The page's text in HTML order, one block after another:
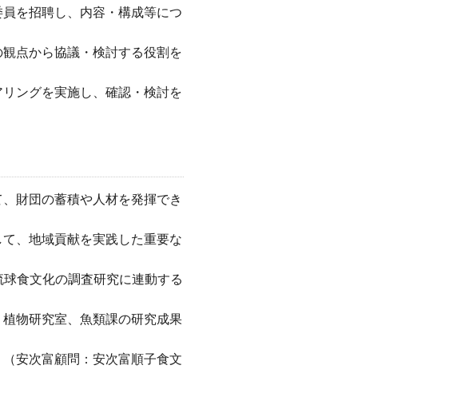
を招聘し、内容・構成等につ
点から協議・検討する役割を
ングを実施し、確認・検討を
財団の蓄積や人材を発揮でき
、地域貢献を実践した重要な
食文化の調査研究に連動する
物研究室、魚類課の研究成果
安次富顧問：安次富順子食文